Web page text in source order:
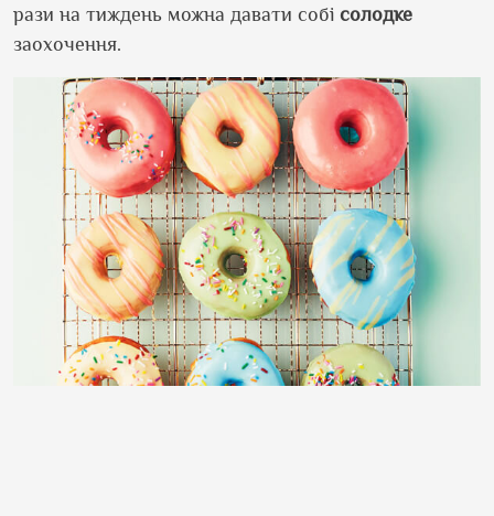
рази на тиждень можна давати собі солодке
заохочення.